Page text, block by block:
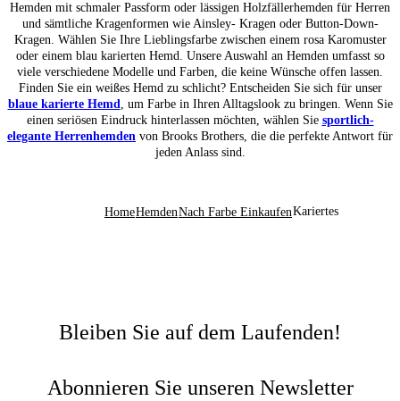
Hemden mit schmaler Passform oder lässigen Holzfällerhemden für Herren
und sämtliche Kragenformen wie Ainsley- Kragen oder Button-Down-
Kragen. Wählen Sie Ihre Lieblingsfarbe zwischen einem rosa Karomuster
oder einem blau karierten Hemd. Unsere Auswahl an Hemden umfasst so
viele verschiedene Modelle und Farben, die keine Wünsche offen lassen.
Finden Sie ein weißes Hemd zu schlicht? Entscheiden Sie sich für unser
blaue karierte Hemd, um Farbe in Ihren Alltagslook zu bringen. Wenn Sie
einen seriösen Eindruck hinterlassen möchten, wählen Sie sportlich-
elegante Herrenhemden von Brooks Brothers, die die perfekte Antwort für
jeden Anlass sind.
HomeHemdenNach Farbe EinkaufenKariertes
Bleiben Sie auf dem Laufenden!
Abonnieren Sie unseren Newsletter